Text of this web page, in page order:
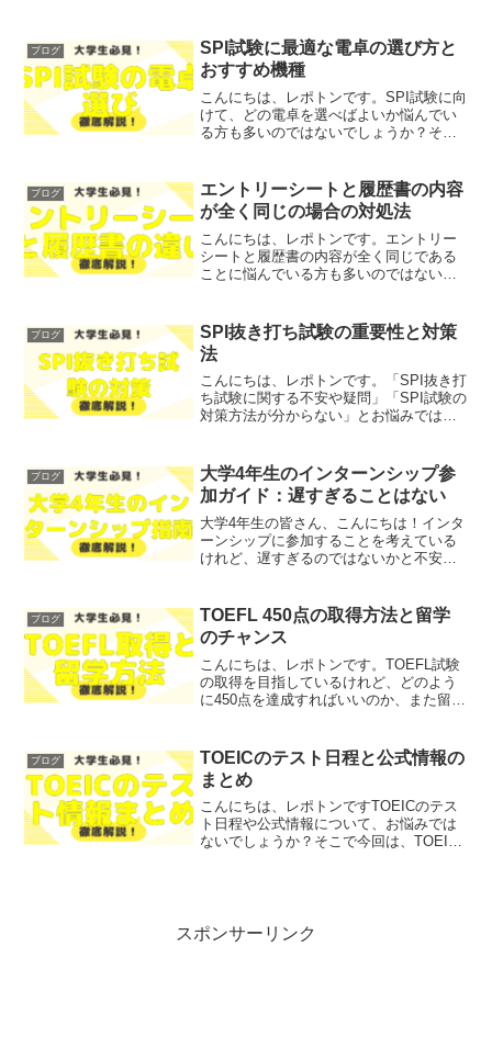
ブログ
SPI試験に最適な電卓の選び方と
おすすめ機種
こんにちは、レポトンです。SPI試験に向
けて、どの電卓を選べばよいか悩んでい
る方も多いのではないでしょうか？そこ
解説します！レポトンこの記事は次のよ
うな人におすすめ...
ブログ
エントリーシートと履歴書の内容
が全く同じの場合の対処法
こんにちは、レポトンです。エントリー
シートと履歴書の内容が全く同じである
ことに悩んでいる方も多いのではないで
の対処法について、わかりやすく解説し
ます！レポトンこの記事は...
ブログ
SPI抜き打ち試験の重要性と対策
法
こんにちは、レポトンです。「SPI抜き打
ち試験に関する不安や疑問」「SPI試験の
対策方法が分からない」とお悩みではな
介します！レポトンこの記事は次のよう
な人におすす...
ブログ
大学4年生のインターンシップ参
加ガイド：遅すぎることはない
大学4年生の皆さん、こんにちは！インタ
ーンシップに参加することを考えている
けれど、遅すぎるのではないかと不安に
ンシップに参加する意義や、参加するこ
とが遅くない理由につ...
ブログ
TOEFL 450点の取得方法と留学
のチャンス
こんにちは、レポトンです。TOEFL試験
の取得を目指しているけれど、どのよう
に450点を達成すればいいのか、また留学
TOEFL450点の取得方法と留学のチャン
スをわかりやすく...
ブログ
TOEICのテスト日程と公式情報の
まとめ
こんにちは、レポトンですTOEICのテス
ト日程や公式情報について、お悩みでは
ないでしょうか？そこで今回は、TOEIC
スポンサーリンク